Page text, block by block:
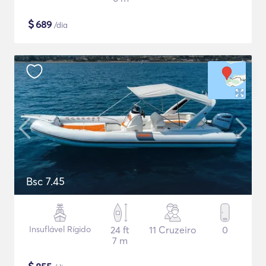
$689 /dia
Bsc 7.45
Insuflável Rígido
24 ft
7 m
11 Cruzeiro 0